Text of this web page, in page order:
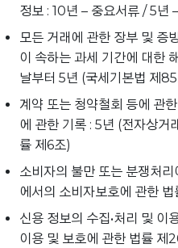
정보 : 10년 – 중요서류 / 5년
모든 거래에 관한 장부 및 증
이 속하는 과세 기간에 대한
날부터 5년 (국세기본법 제
계약 또는 청약철회 등에 관
에 관한 기록 : 5년 (전자상거
률 제6조)
소비자의 불만 또는 분쟁처
에서의 소비자보호에 관한 법
신용 정보의 수집•처리 및 이
이용 및 보호에 관한 법률 제